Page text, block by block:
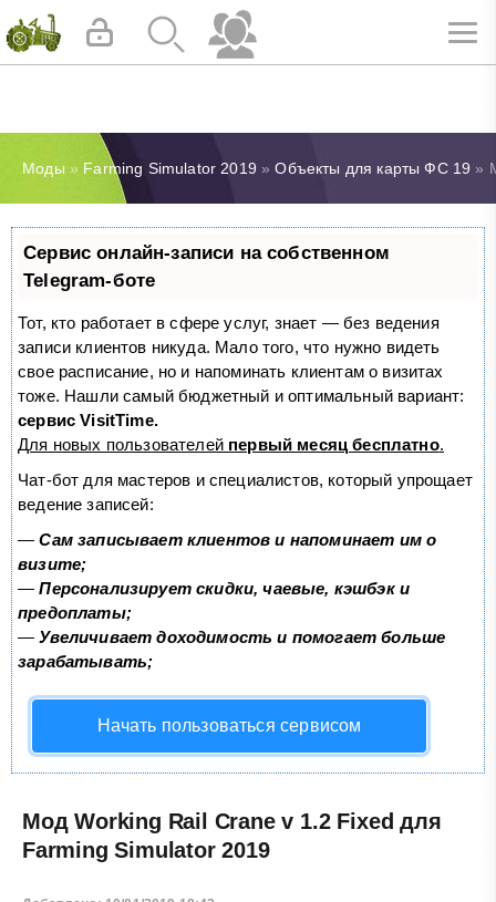
Моды » Farming Simulator 2019 »Объекты для карты ФС 19 »
Сервис онлайн-записи на собственном
Telegram-боте
Тот, кто работает в сфере услуг, знает — без ведения
записи клиентов никуда. Мало того, что нужно видеть
свое расписание, но и напоминать клиентам о визитах
тоже. Нашли самый бюджетный и оптимальный вариант:
сервис VisitTime.
Для новых пользователей первый месяц бесплатно.
Чат-бот для мастеров и специалистов, который упрощает
ведение записей:
—Сам записывает клиентов и напоминает им о
визите;
—Персонализирует скидки, чаевые, кэшбэк и
предоплаты;
—Увеличивает доходимость и помогает больше
зарабатывать;
Начать пользоваться сервисом
Мод Working Rail Crane v 1.2 Fixed для
Farming Simulator 2019